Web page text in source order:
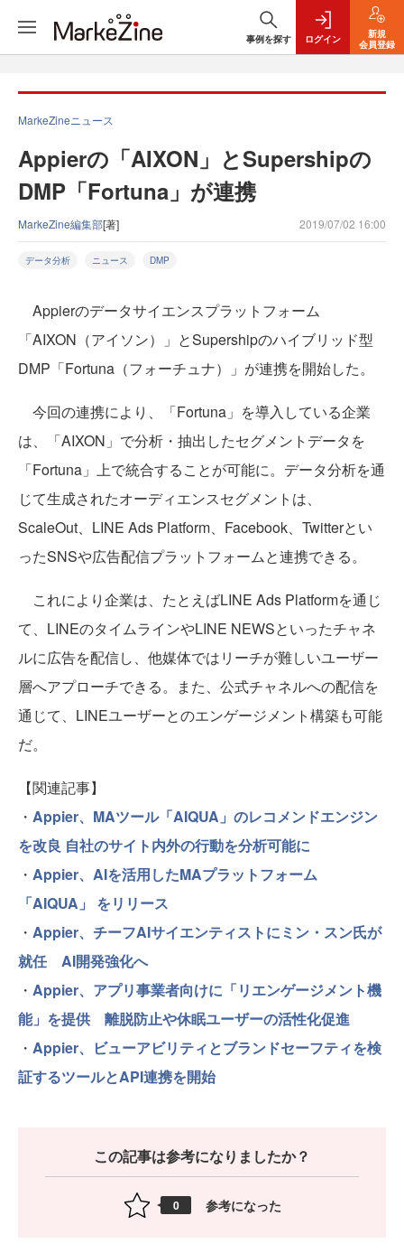
事例を探す ログイン
新規
会員登録
MarkeZineニュース
Appierの「AIXON」とSupershipの
DMP「Fortuna」が連携
MarkeZine編集部[著] 2019/07/02 16:00
データ分析 ニュース DMP
Appierのデータサイエンスプラットフォーム
「AIXON（アイソン）」とSupershipのハイブリッド型
DMP「Fortuna（フォーチュナ）」が連携を開始した。
今回の連携により、「Fortuna」を導入している企業
は、「AIXON」で分析・抽出したセグメントデータを
「Fortuna」上で統合することが可能に。データ分析を通
じて生成されたオーディエンスセグメントは、
ScaleOut、LINE Ads Platform、Facebook、Twitterとい
ったSNSや広告配信プラットフォームと連携できる。
これにより企業は、たとえばLINE Ads Platformを通じ
て、LINEのタイムラインやLINE NEWSといったチャネ
ルに広告を配信し、他媒体ではリーチが難しいユーザー
層へアプローチできる。また、公式チャネルへの配信を
通じて、LINEユーザーとのエンゲージメント構築も可能
だ。
【関連記事】
・ Appier、MAツール「AIQUA」のレコメンドエンジン
を改良 自社のサイト内外の行動を分析可能に
・ Appier、AIを活用したMAプラットフォーム
「AIQUA」 をリリース
・ Appier、チーフAIサイエンティストにミン・スン氏が
就任 AI開発強化へ
・ Appier、アプリ事業者向けに「リエンゲージメント機
能」を提供 離脱防止や休眠ユーザーの活性化促進
・ Appier、ビューアビリティとブランドセーフティを検
証するツールとAPI連携を開始
この記事は参考になりましたか？
0 参考になった